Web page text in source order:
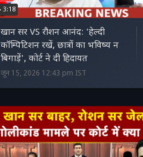
3:18
खान सर VS रौशन आनंद: 'हेल्दी
कॉम्पिटिशन रखें, छात्रों का भविष्य न
बिगाड़ें', कोर्ट ने दी हिदायत
जून 15, 2026 12:43 pm IST